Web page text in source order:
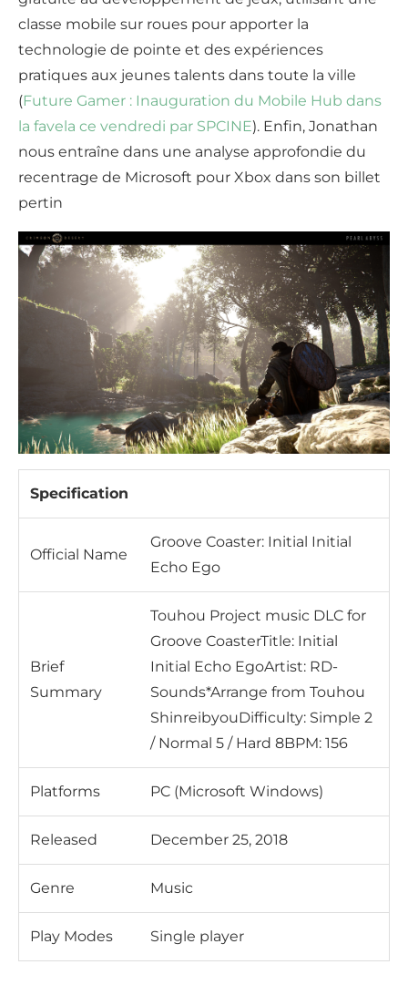
classe mobile sur roues pour apporter la
technologie de pointe et des expériences
pratiques aux jeunes talents dans toute la ville
(Future Gamer : Inauguration du Mobile Hub dans
la favela ce vendredi par SPCINE). Enfin, Jonathan
nous entraîne dans une analyse approfondie du
recentrage de Microsoft pour Xbox dans son billet
pertin
Specification
Official Name
Groove Coaster: Initial Initial
Echo Ego
Brief
Summary
Touhou Project music DLC for
Groove CoasterTitle: Initial
Initial Echo EgoArtist: RD-
Sounds*Arrange from Touhou
ShinreibyouDifficulty: Simple 2
/ Normal 5 / Hard 8BPM: 156
Platforms PC (Microsoft Windows)
Released December 25, 2018
Genre Music
Play Modes Single player